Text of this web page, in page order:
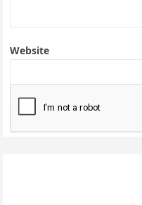
Website